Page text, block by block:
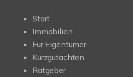
Start
Immobilien
Für Eigentümer
Kurzgutachten
Ratgeber